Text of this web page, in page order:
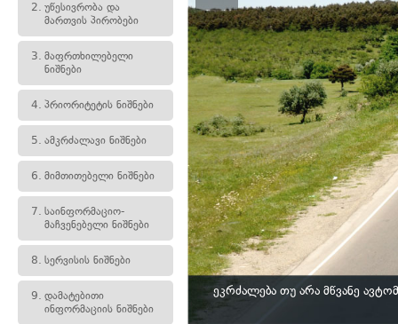
2. უწესივრობა და
მართვის პირობები
3. მაფრთხილებელი
ნიშნები
4. პრიორიტეტის ნიშნები
5. ამკრძალავი ნიშნები
6. მიმთითებელი ნიშნები
7. საინფორმაციო-
მაჩვენებელი ნიშნები
8. სერვისის ნიშნები
9. დამატებითი
ინფორმაციის ნიშნები
ეკრძალება თუ არა მწვანე